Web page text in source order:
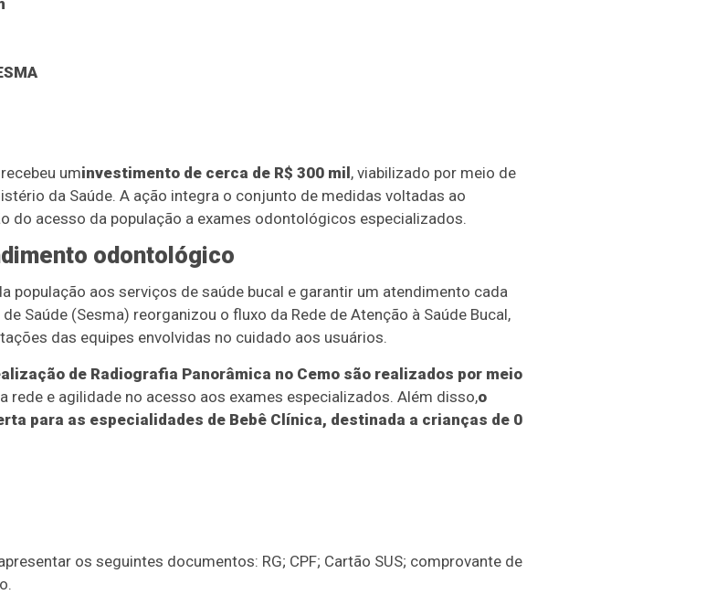
uminvestimento de cerca de R$ 300 mil , viabilizado por meio de
da Saúde. A ação integra o conjunto de medidas voltadas ao
do acesso da população a exames odontológicos especializados.
odontológico
população aos serviços de saúde bucal e garantir um atendimento cada
Saúde (Sesma) reorganizou o fluxo da Rede de Atenção à Saúde Bucal,
das equipes envolvidas no cuidado aos usuários.
de Radiografia Panorâmica no Cemo são realizados por meio
rede e agilidade no acesso aos exames especializados. Além disso,o
para as especialidades de Bebê Clínica, destinada a crianças de 0
os seguintes documentos: RG; CPF; Cartão SUS; comprovante de